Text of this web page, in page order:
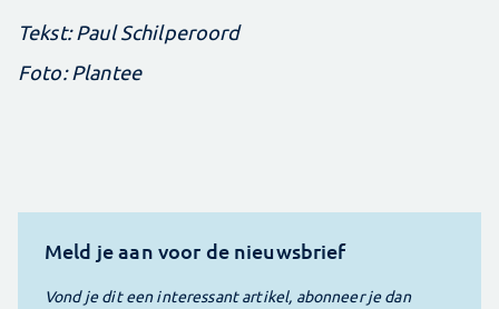
Tekst: Paul Schilperoord
Foto: Plantee
Meld je aan voor de nieuwsbrief
Vond je dit een interessant artikel, abonneer je dan